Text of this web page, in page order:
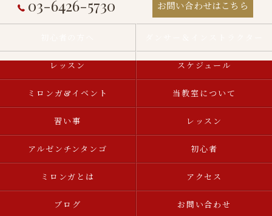
03-6426-5730 お問い合わせはこちら
レッスン スケジュール
ミロンガ&イベント 当教室について
習い事 レッスン
アルゼンチンタンゴ 初心者
ミロンガとは アクセス
ブログ お問い合わせ